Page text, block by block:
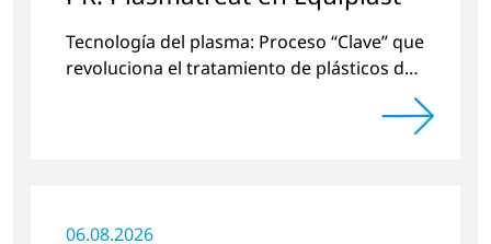
Tecnología del plasma: Proceso “Clave” que
revoluciona el tratamiento de plásticos de
06.08.2026